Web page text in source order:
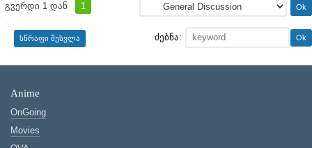
გვერდი 1 დან 1
ძებნა:
Anime
OnGoing
Movies